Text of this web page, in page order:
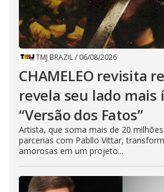
TMJ BRAZIL/ 06/08/2026
CHAMELEO revisita
revela seu lado mais
“Versão dos Fatos”
Artista, que soma mais de 20
parcerias com Pabllo Vittar,
amorosas em um projeto...